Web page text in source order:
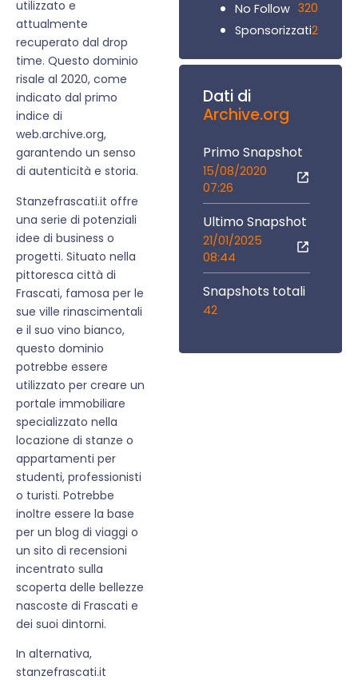
utilizzato e
attualmente
recuperato dal drop
time. Questo dominio
risale al 2020, come
indicato dal primo
indice di
web.archive.org,
garantendo un senso
di autenticità e storia.
Stanzefrascati.it offre
una serie di potenziali
idee di business o
progetti. Situato nella
pittoresca città di
Frascati, famosa per le
sue ville rinascimentali
e il suo vino bianco,
questo dominio
potrebbe essere
utilizzato per creare un
portale immobiliare
specializzato nella
locazione di stanze o
appartamenti per
studenti, professionisti
o turisti. Potrebbe
inoltre essere la base
per un blog di viaggi o
un sito di recensioni
incentrato sulla
scoperta delle bellezze
nascoste di Frascati e
dei suoi dintorni.
In alternativa,
stanzefrascati.it
No Follow 320
Sponsorizzati2
Dati di
Archive.org
Primo Snapshot
15/08/2020
07:26
Ultimo Snapshot
21/01/2025
08:44
Snapshots totali
42